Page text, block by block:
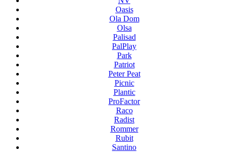
Oasis
Ola Dom
Olsa
Palisad
PalPlay
Park
Patriot
Peter Peat
Picnic
Plantic
ProFactor
Raco
Radist
Rommer
Rubit
Santino